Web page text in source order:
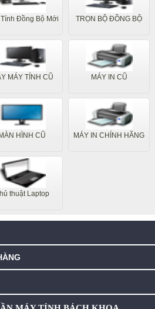
Tính Đồng Bộ Mới TRỌN BỘ ĐỒNG BỘ
MÁY TÍNH CŨ MÁY IN CŨ
MÀN HÌNH CŨ MÁY IN CHÍNH HÃNG
thuật Laptop